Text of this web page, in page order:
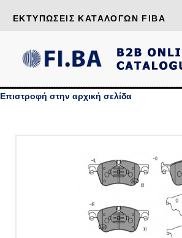
ΕΚΤΥΠΏΣΕΙΣ ΚΑΤΑΛΌΓΩΝ FIBA
Επιστροφή στην αρχική σελίδα